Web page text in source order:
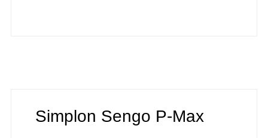
Simplon Sengo P-Max